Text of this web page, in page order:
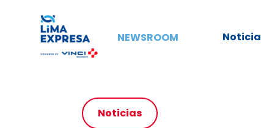
NEWSROOM
Noticias